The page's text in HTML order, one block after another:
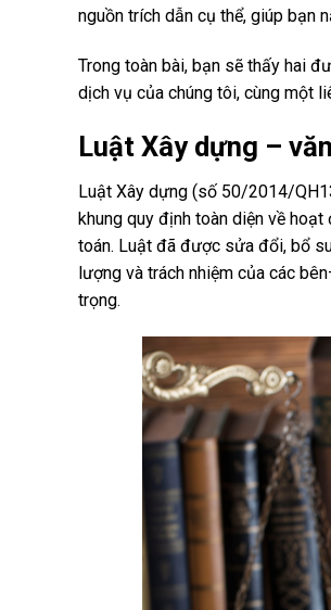
nguồn trích dẫn cụ thể, giúp bạn
Trong toàn bài, bạn sẽ thấy hai
dịch vụ của chúng tôi, cùng một
Luật Xây dựng –
Luật Xây dựng (số 50/2014/
khung quy định toàn diện về
toán. Luật đã được sửa đổi, bổ
lượng và trách nhiệm của các
trọng.